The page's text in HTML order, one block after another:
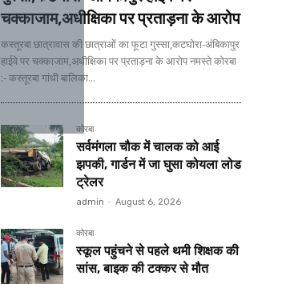
चक्काजाम,अधीक्षिका पर प्रताड़ना के आरोप
कस्तूरबा छात्रावास की छात्राओं का फूटा गुस्सा,कटघोरा-अंबिकापुर
हाईवे पर चक्काजाम,अधीक्षिका पर प्रताड़ना के आरोप नमस्ते कोरबा
:- कस्तूरबा गांधी बालिका...
कोरबा
सर्वमंगला चौक में चालक को आई
झपकी, गार्डन में जा घुसा कोयला लोड
ट्रेलर
admin - August 6, 2026
कोरबा
स्कूल पहुंचने से पहले थमी शिक्षक की
सांस, बाइक की टक्कर से मौत